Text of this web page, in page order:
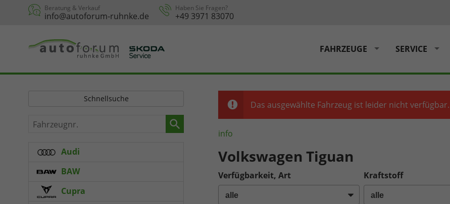
Beratung & Verkauf
info@autoforum-ruhnke.de
Haben Sie Fragen?
+49 3971 83070
FAHRZEUGE SERVICE
Das ausgewählte Fahrzeug ist leider nicht verfügbar.
info
Volkswagen Tiguan
Verfügbarkeit, Art Kraftstoff
Schnellsuche
Fahrzeugnr.
Audi
BAW
Cupra